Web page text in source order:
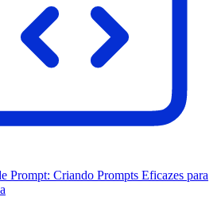
Prompt: Criando Prompts Eficazes para